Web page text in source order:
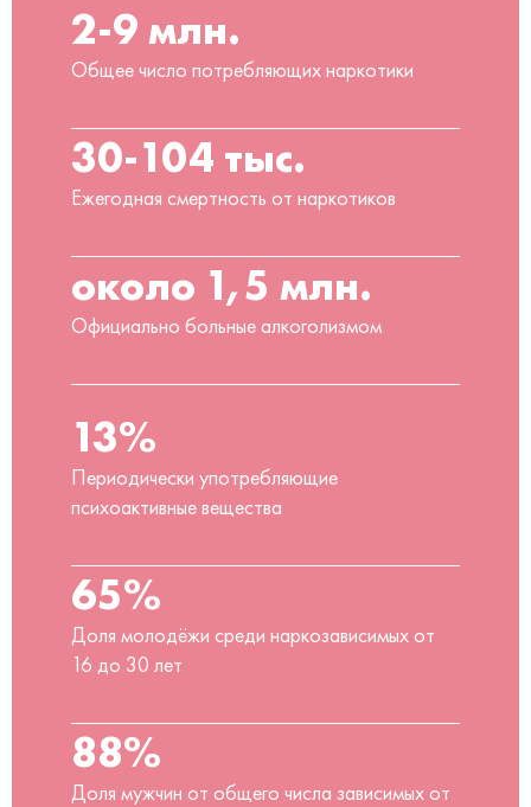
2-9 млн.
Общее число потребляющих наркотики
30-104 тыс.
Ежегодная смертность от наркотиков
около 1,5 млн.
Официально больные алкоголизмом
13%
Периодически употребляющие
психоактивные вещества
65%
Доля молодёжи среди наркозависимых от
16 до 30 лет
88%
Доля мужчин от общего числа зависимых от